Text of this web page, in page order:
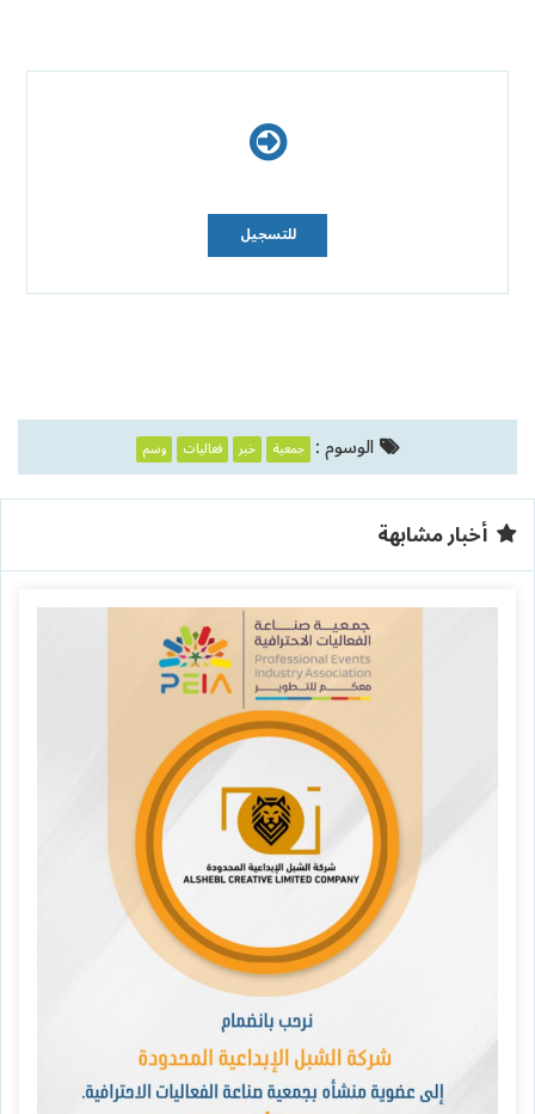
للتسجيل
الوسوم : جمعية خبر فعاليات وسم
أخبار مشابهة